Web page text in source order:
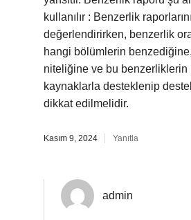
kullanılır : Benzerlik raporlarını
değerlendirirken, benzerlik
hangi bölümlerin
niteliğine ve bu benzerliklerin
kaynaklarla desteklenip
dikkat edilmelidir.
Kasım 9, 2024 Yanıtla
admin